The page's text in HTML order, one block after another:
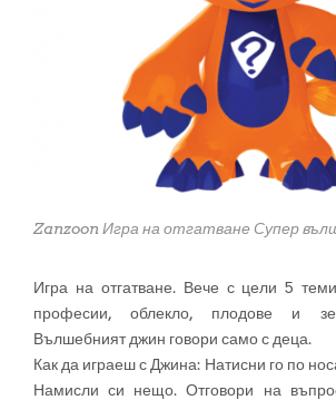
Zanzoon Игра на отгатване Супер
Игра на отгатване. Вече с цели 5
професии, облекло, плодове и
Вълшебният джин говори само с деца.
Как да играеш с Джина: Натисни го по
Намисли си нещо. Отговори на